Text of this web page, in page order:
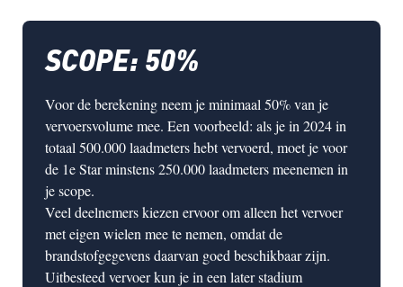
SCOPE: 50%
Voor de berekening neem jeminimaal 50% van je
vervoersvolumemee. Een voorbeeld: als je in 2024 in
totaal 500.000 laadmeters hebt vervoerd, moet je voor
de 1e Star minstens 250.000 laadmeters meenemen in
je scope.
Veel deelnemers kiezen ervoor om alleen het vervoer
meteigen wielen mee te nemen, omdat de
brandstofgegevens daarvan goed beschikbaar zijn.
Uitbesteed vervoer kun je in een later stadium